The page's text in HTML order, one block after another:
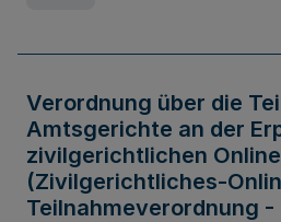
Verordnung über die
Amtsgerichte an der
zivilgerichtlichen
(Zivilgerichtliches-
Teilnahmeverordnung -